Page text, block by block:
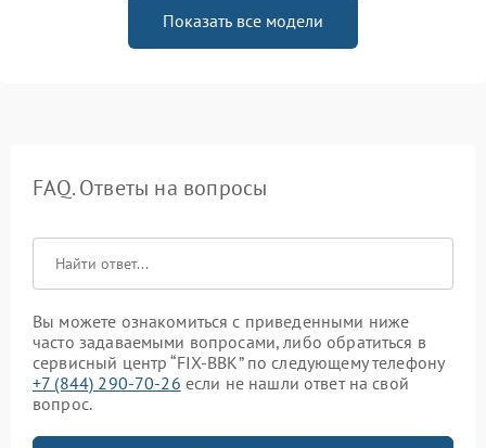
Показать все модели
FAQ. Ответы на вопросы
Вы можете ознакомиться с приведенными ниже
часто задаваемыми вопросами, либо обратиться в
сервисный центр “FIX-BBK” по следующему телефону
+7 (844) 290-70-26 если не нашли ответ на свой
вопрос.